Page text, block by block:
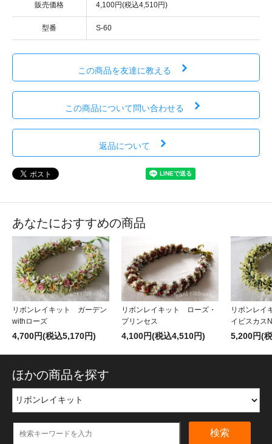
販売価格 4,100円(税込4,510円)
型番 S-60
この商品を友達に教える
この商品について問い合わせる
返品について
あなたにおすすめの商品
リボンレイキット ガーデン
withローズ
4,700円(税込5,170円)
リボンレイキット ローズ・
プリンセス
4,100円(税込4,510円)
リボンレ
イビスカス
5,200円(
ほかの商品を探す
検索